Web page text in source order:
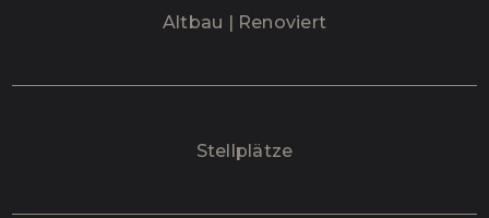
Altbau | Renoviert
Stellplätze